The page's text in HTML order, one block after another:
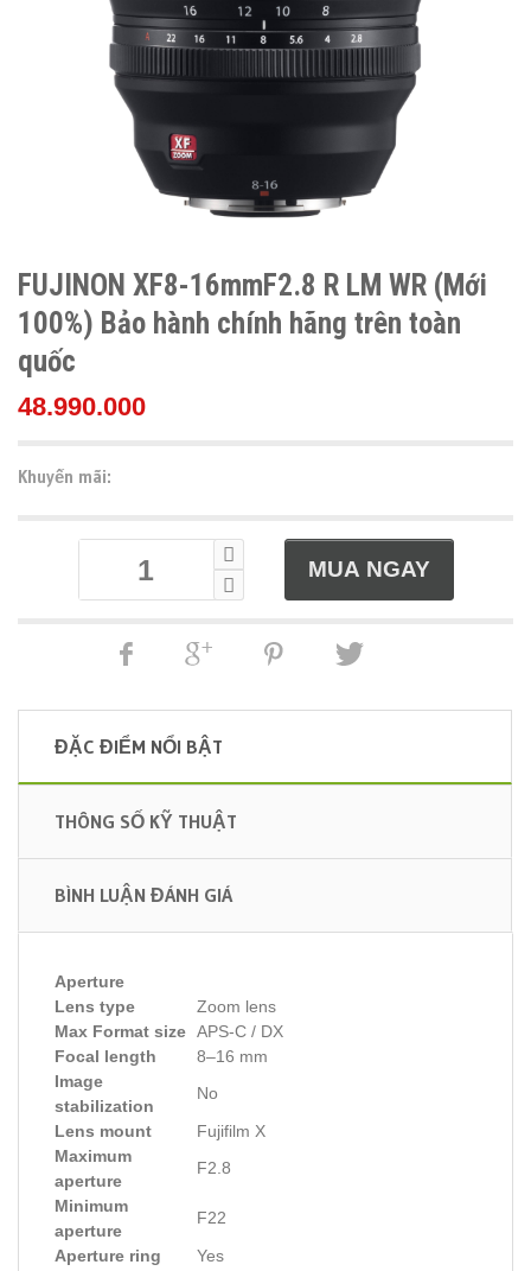
FUJINON XF8-16mmF2.8 R LM WR (Mới
100%) Bảo hành chính hãng trên toàn
quốc
48.990.000
Khuyến mãi:
ĐẶC ĐIỂM NỔI BẬT
THÔNG SỐ KỸ THUẬT
BÌNH LUẬN ĐÁNH GIÁ
Lens type
Zoom lens
Max Format size APS-C / DX
Focal length
8–16 mm
Image
stabilization
No
Lens mount
Fujifilm X
Aperture
Maximum
aperture
F2.8
Minimum
aperture
F22
Aperture ring
Yes